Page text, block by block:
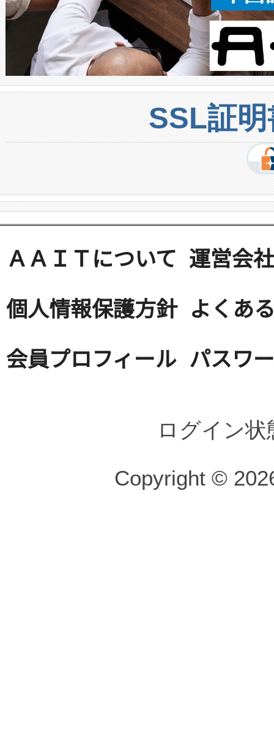
SSL証
ＡＡＩＴについて 運営会社
個人情報保護方針 よくあ
会員プロフィール パスワ
ログイン
Copyright ©